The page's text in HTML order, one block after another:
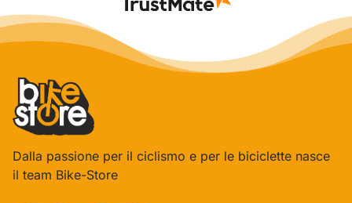
Dalla passione per il ciclismo e per le biciclette nasce
il team Bike-Store